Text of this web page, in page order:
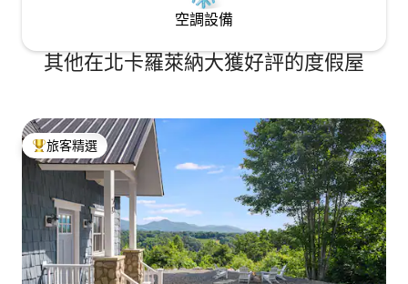
空調設備
其他在北卡羅萊納大獲好評的度假屋
旅客精選榜首
旅客精選